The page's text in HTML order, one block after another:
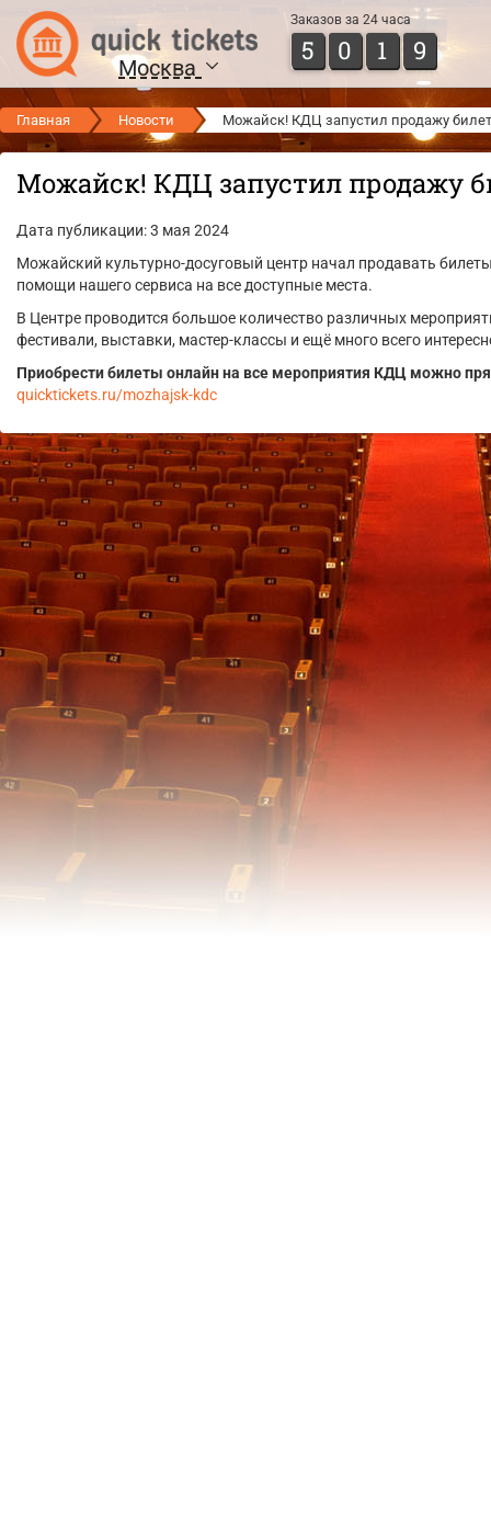
Москва
Заказов за 24 часа
5 0 1 9
Главная Новости Можайск! КДЦ запустил продажу
Можайск! КДЦ запустил продажу
Дата публикации: 3 мая 2024
Можайский культурно-досуговый центр начал продавать
помощи нашего сервиса на все доступные места.
В Центре проводится большое количество различных
фестивали, выставки, мастер-классы и ещё много всего
Приобрести билеты онлайн на все мероприятия КДЦ можно
quicktickets.ru/mozhajsk-kdc